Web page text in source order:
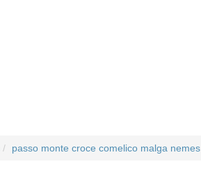
passo monte croce comelico malga nemes